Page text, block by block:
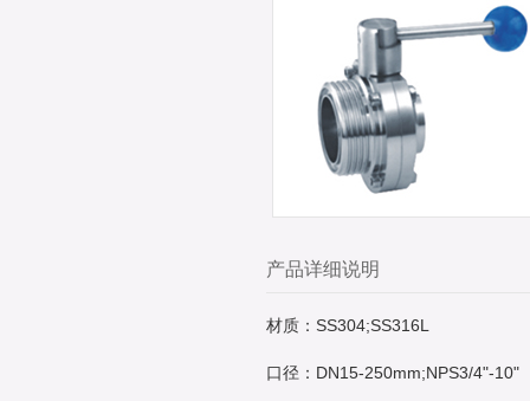
产品详细说明
材质：SS304;SS316L
口径：DN15-250mm;NPS3/4"-10"